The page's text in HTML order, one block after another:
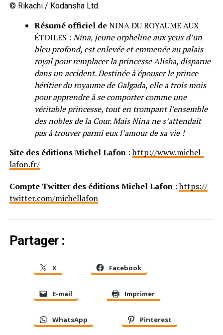
© Rikachi / Kodansha Ltd.
Résumé officiel deNINA DU ROYAUME AUX
ÉTOILES : Nina, jeune orpheline aux yeux d’un
bleu profond, est enlevée et emmenée au palais
royal pour remplacer la princesse Alisha, disparue
dans un accident. Destinée à épouser le prince
héritier du royaume de Galgada, elle a trois mois
pour apprendre à se comporter comme une
véritable princesse, tout en trompant l’ensemble
des nobles de la Cour. Mais Nina ne s’attendait
pas à trouver parmi eux l’amour de sa vie !
Site des éditions Michel Lafon :http://www.michel-
lafon.fr/
Compte Twitter des éditions Michel Lafon:https://
twitter.com/michellafon
Partager :
X Facebook
E-mail Imprimer
WhatsApp Pinterest